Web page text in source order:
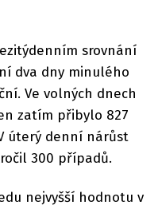
srovnání
dva dny minulého
Ve volných dnech
zatím přibylo 827
úterý denní nárůst
300 případů.
nejvyšší hodnotu v